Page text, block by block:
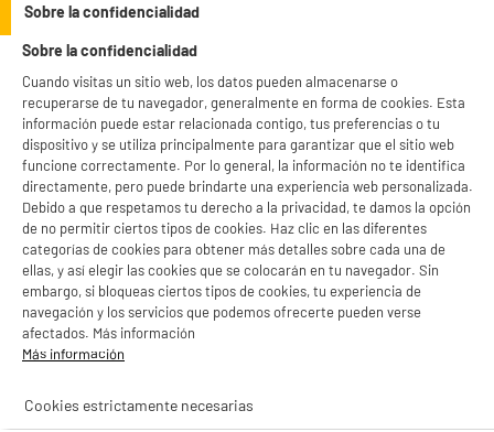
Sobre la confidencialidad
Sobre la confidencialidad
Cuando visitas un sitio web, los datos pueden almacenarse o
recuperarse de tu navegador, generalmente en forma de cookies. Esta
información puede estar relacionada contigo, tus preferencias o tu
dispositivo y se utiliza principalmente para garantizar que el sitio web
funcione correctamente. Por lo general, la información no te identifica
directamente, pero puede brindarte una experiencia web personalizada.
Debido a que respetamos tu derecho a la privacidad, te damos la opción
de no permitir ciertos tipos de cookies. Haz clic en las diferentes
categorías de cookies para obtener más detalles sobre cada una de
ellas, y así elegir las cookies que se colocarán en tu navegador. Sin
embargo, si bloqueas ciertos tipos de cookies, tu experiencia de
navegación y los servicios que podemos ofrecerte pueden verse
afectados. Más información
Más información
Cookies estrictamente necesarias